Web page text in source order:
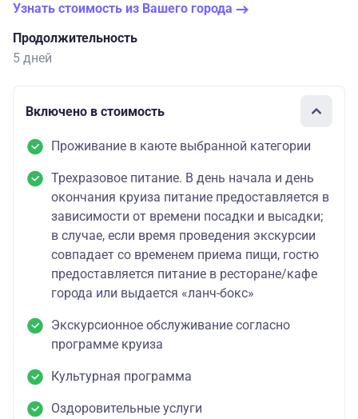
Узнать стоимость из Вашего города
Продолжительность
5 дней
Включено в стоимость
Проживание в каюте выбранной категории
Трехразовое питание. В день начала и день
окончания круиза питание предоставляется в
зависимости от времени посадки и высадки;
в случае, если время проведения экскурсии
совпадает со временем приема пищи, гостю
предоставляется питание в ресторане/кафе
города или выдается «ланч-бокс»
Экскурсионное обслуживание согласно
программе круиза
Культурная программа
Оздоровительные услуги